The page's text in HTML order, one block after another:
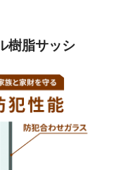
樹脂サッシ